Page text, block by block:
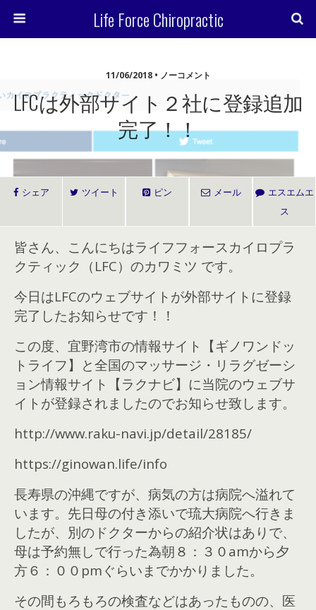
Life Force Chiropractic
11/06/2018 • ノーコメント
LFCは外部サイト２社に登録追加
完了！！
シェア ツイート ピン メール
エスエムエ
ス
皆さん、こんにちはライフフォースカイロプラ
クティック（LFC）のカワミツ です。
今日はLFCのウェブサイトが外部サイトに登録
完了したお知らせです！！
この度、宜野湾市の情報サイト【ギノワンドッ
トライフ】と全国のマッサージ・リラグゼーシ
ョン情報サイト【ラクナビ】に当院のウェブサ
イトが登録されましたのでお知らせ致します。
http://www.raku-navi.jp/detail/28185/
https://ginowan.life/info
長寿県の沖縄ですが、病気の方は病院へ溢れて
います。先日母の付き添いで琉大病院へ行きま
したが、別のドクターからの紹介状はありで、
母は予約無しで行った為朝８：３０amから夕
方６：００pmぐらいまでかかりました。
その間もろもろの検査などはあったものの、医